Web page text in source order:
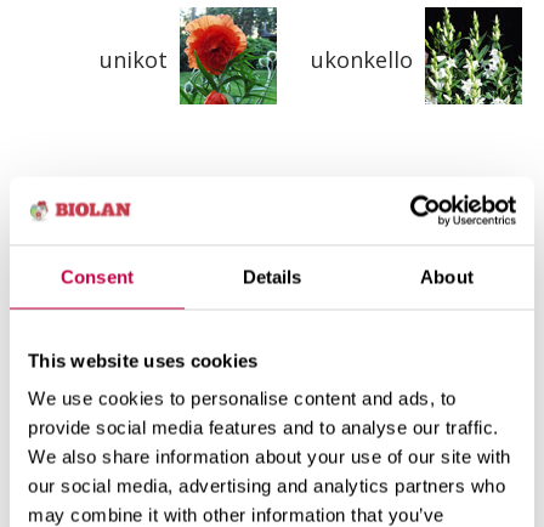
Consent Details About
This website uses cookies
We use cookies to personalise content and ads, to
provide social media features and to analyse our traffic.
We also share information about your use of our site with
our social media, advertising and analytics partners who
may combine it with other information that you’ve
unikot ukonkello
Lue lisää aiheista
Aiheeseen liittyviä tuotteita